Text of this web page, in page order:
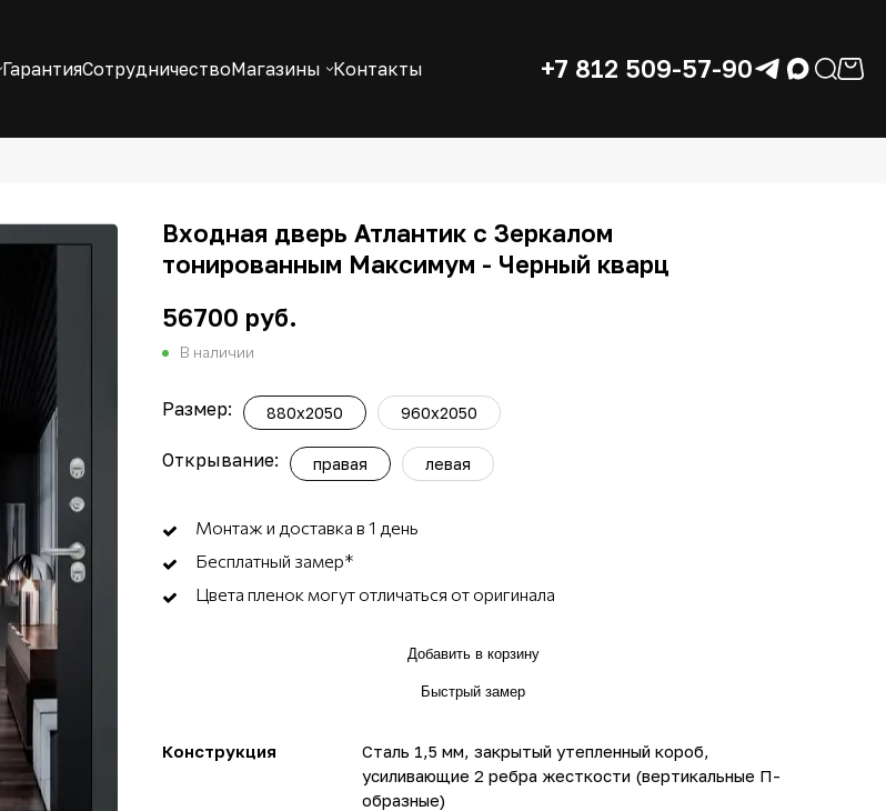
ГарантияСотрудничествоМагазины Контакты +7 812 509-57-90
Входная дверь Атлантик с Зеркалом
тонированным Максимум - Черный кварц
56700 руб.
В наличии
Размер: 880x2050 960x2050
Открывание: правая левая
Монтаж и доставка в 1 день
Бесплатный замер*
Цвета пленок могут отличаться от оригинала
Добавить в корзину
Быстрый замер
Конструкция
Сталь 1,5 мм, закрытый утепленный короб,
усиливающие 2 ребра жесткости (вертикальные П-
образные)